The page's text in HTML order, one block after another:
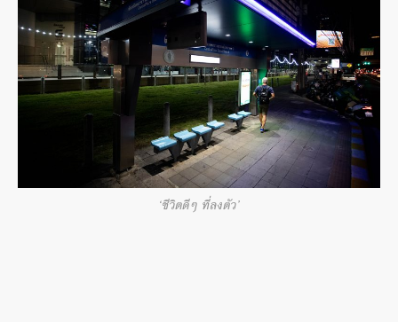
‘ชีวิตดีๆ ที่ลงตัว’